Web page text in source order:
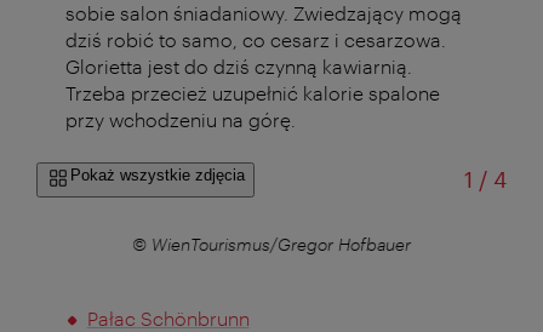
sobie salon śniadaniowy. Zwiedzający mogą
dziś robić to samo, co cesarz i cesarzowa.
Glorietta jest do dziś czynną kawiarnią.
Trzeba przecież uzupełnić kalorie spalone
przy wchodzeniu na górę.
Pokaż wszystkie zdjęcia 1 /od
4
© WienTourismus/Gregor Hofbauer
Pałac Schönbrunn